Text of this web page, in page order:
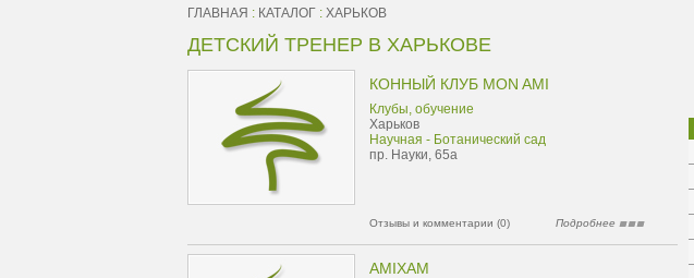
ГЛАВНАЯ : КАТАЛОГ : ХАРЬКОВ
ДЕТСКИЙ ТРЕНЕР В ХАРЬКОВЕ
КОННЫЙ КЛУБ MON AMI
Клубы, обучение
Харьков
Научная - Ботанический сад
пр. Науки, 65а
Отзывы и комментарии (0) Подробнее
AMIXAM